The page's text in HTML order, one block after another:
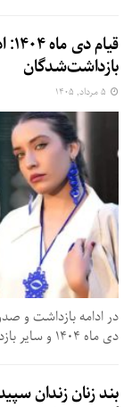
بازداشت‌شدگان
در ادامه بازداشت و
دی ماه ۱۴۰۴ و سایر بازداشت شدگان ، شماری از این زندانیان زن با احکام...